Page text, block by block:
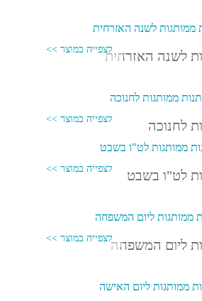
ממותגות לשנה האזרחית
ממותגות לחנוכה
ממותגות לט"ו בשבט
ממותגות ליום המשפחה
ממותגות ליום האישה